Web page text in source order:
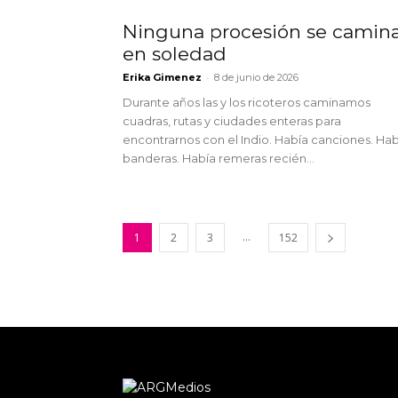
Ninguna procesión se
en soledad
Erika Gimenez - 8 de junio de 2026
Durante años las y los ricoteros caminamos
cuadras, rutas y ciudades enteras para
encontrarnos con el Indio. Había canciones.
banderas. Había remeras recién...
1 2 3 ... 152